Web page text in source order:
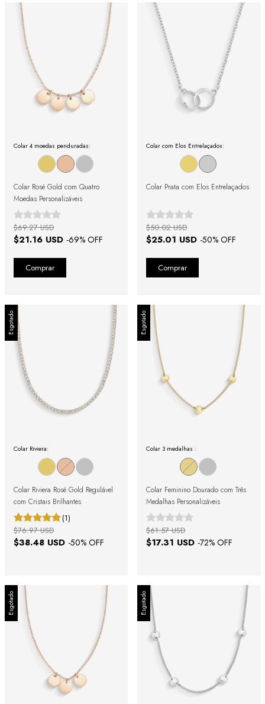
Colar 4 moedas penduradas:
Colar Rosé Gold com Quatro
Moedas Personalizáveis
$21.16 USD -69% OFF
$69.27 USD
Colar com Elos Entrelaçados:
Colar Prata com Elos Entrelaçados
$25.01 USD -50% OFF
$50.02 USD
Esgotado
Colar Riviera:
Colar Riviera Rosé Gold Regulável
com Cristais Brilhantes
(1)
$38.48 USD -50% OFF
$76.97 USD
Esgotado
Colar 3 medalhas :
Colar Feminino Dourado com Três
Medalhas Personalizáveis
$17.31 USD -72% OFF
$61.57 USD
Esgotado Esgotado